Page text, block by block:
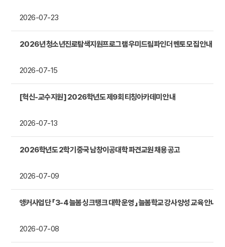
2026-07-23
2026년 청소년진로탐색지원프로그램 우미드림파인더 멘토 모집 안내
2026-07-15
[혁신-교수지원] 2026학년도 제9회 티칭아카데미 안내
2026-07-13
2026학년도 2학기 중국 남창이공대학 파견교원 채용 공고
2026-07-09
앵커사업단 「 3-4 늘봄 싱크탱크 대학 운영 」 늘봄학교 강사 양성 교육 안내
2026-07-08